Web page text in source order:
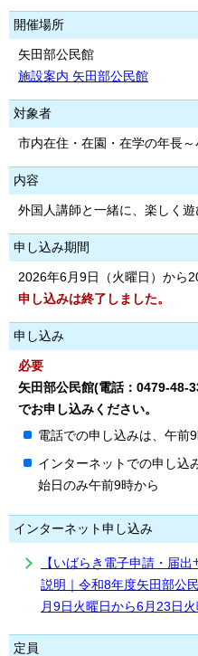
開催場所
矢田部公民館
施設案内 矢田部公民館
対象者
市内在住・在園・在学の年長～
内容
外国人講師と一緒に、楽しく
申し込み期間
2026年6月9日（火曜日）から
申し込みは終了しました。
申し込み
必要
矢田部公民館(電話：0479-48-
でお申し込みください。
電話での申し込みは、午前
インターネットでの申し込
始日のみ午前9時から
インターネット申し込み
【いばらき電子申請・届
説明｜令和8年度矢田部公
月9日火曜日から6月23日
定員